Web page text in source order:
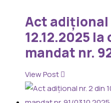
Act adițional
12.12.2025
mandat nr.
View Post